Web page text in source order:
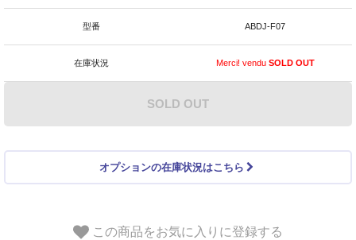
型番 ABDJ-F07
在庫状況 Merci! venduSOLD OUT
SOLD OUT
オプションの在庫状況はこちら
この商品をお気に入りに登録する